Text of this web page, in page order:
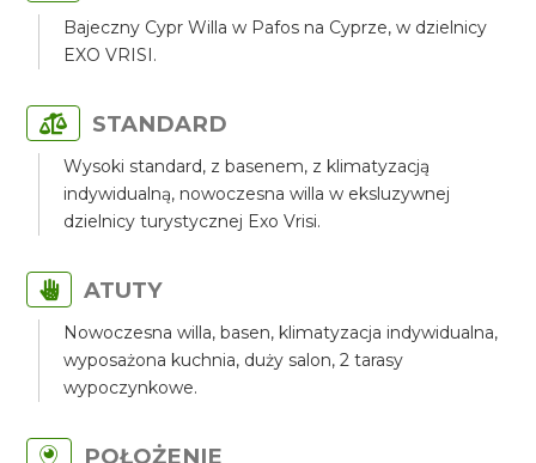
Bajeczny Cypr Willa w Pafos na Cyprze, w dzielnicy
EXO VRISI.
STANDARD
Wysoki standard, z basenem, z klimatyzacją
indywidualną, nowoczesna willa w eksluzywnej
dzielnicy turystycznej Exo Vrisi.
ATUTY
Nowoczesna willa, basen, klimatyzacja indywidualna,
wyposażona kuchnia, duży salon, 2 tarasy
wypoczynkowe.
POŁOŻENIE